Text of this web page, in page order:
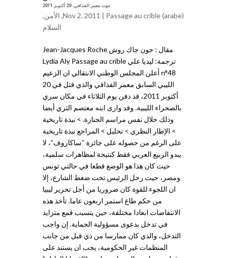
موت معمر القذافي، 20 أكتوبر 2011
Nov 2, 2011 | Passage au crible (arabe)
, الأمن,
السلام
مقال : جون جاك روش Jean-Jacques Roche
ترجمة: ليديا علي Lydia Aly Passage au crible
n°48 أعلن المجلس الوطني الانتقالي ان الزعيم
الليبي السابق معمر القذافي والذي قتل في 20
أكتوبر 2011، قد دفن يوم الثلاثاء في مكان سري
بالصحراء الليبية. وقد وارى ابنه معتصم الثري أيضا
وذلك خلال نفس مراسم الجنازة. > نبذة تاريخية
> الإطار النظري > تحليل > المراجع نبذة تاريخية
على الرغم من حصوله على جائزة “ساكاروف”، لا
يبدو الربيع العربي فقط كنتيجة لمظاهرات سلمية،
حيث كان هذا هو الوضع قطعا في حالتي تونس
ومصر، حيث رحل الرئيس تحت ضغط الشارع، إلا
ان اللجوء للقوة كان ضروريا من أجل تحرير ليبيا
من حكم طاغ استمر اربعون عاما. تأخذ هذه
الانتفاضات ابعادا مختلفة، حين يتسبب قمع متزايد
في تدخل بدعوى مسؤولية الحماية. إن واجب
التدخل، والذي كان ممارسا من ذي قبل من جانب
المنظمات غير الحكومية، يجب ان يستند على